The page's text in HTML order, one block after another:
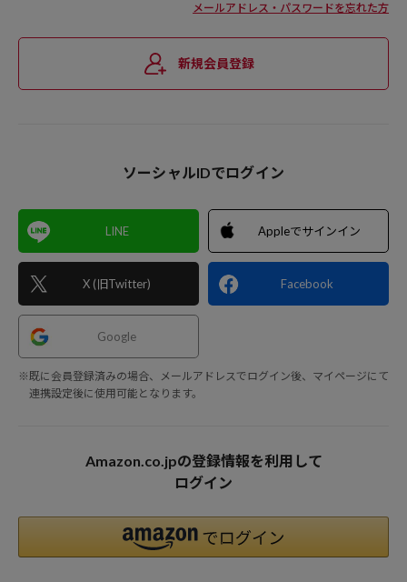
メールアドレス・パスワードを忘れた方
新規会員登録
ソーシャルIDでログイン
LINE
X (旧Twitter)
Appleでサインイン
Facebook
Google
※既に会員登録済みの場合、メールアドレスでログイン後、マイページにて
連携設定後に使用可能となります。
Amazon.co.jpの登録情報を利用して
ログイン